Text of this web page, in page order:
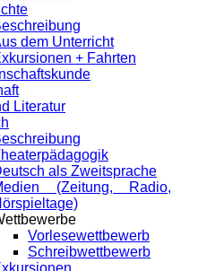
dem Unterricht
+ Fahrten
Literatur
als Zweitsprache
(Zeitung, Radio,
Vorlesewettbewerb
Schreibwettbewerb